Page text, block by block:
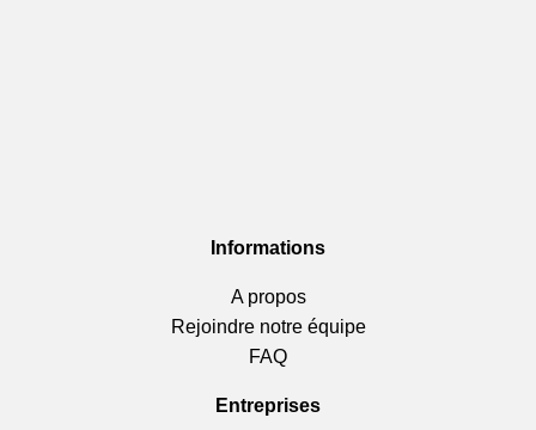
Informations
A propos
Rejoindre notre équipe
FAQ
Entreprises